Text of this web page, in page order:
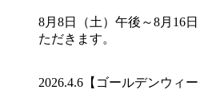
8月8日（土）午後～8月16
ただきます。
2026.4.6 【ゴールデンウィ